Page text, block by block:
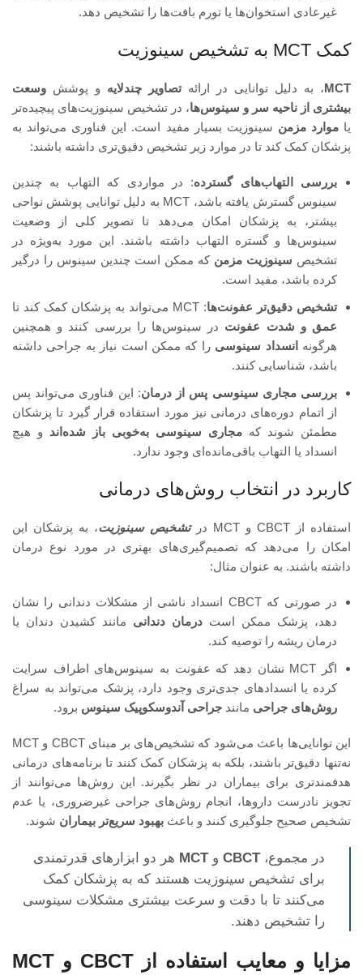
غیرعادی استخوان‌ها یا تورم بافت‌ها را تشخیص دهد.
کمک MCT به تشخیص سینوزیت
MCT، به دلیل توانایی در ارائهتصاویر چندلایه و پوشش وسعت
بیشتری از ناحیه سر و سینوس‌ها، در تشخیص سینوزیت‌های پیچیده‌تر
یاموارد مزمن سینوزیت بسیار مفید است. این فناوری می‌تواند به
پزشکان کمک کند تا در موارد زیر تشخیص دقیق‌تری داشته باشند:
بررسی التهاب‌های گسترده: در مواردی که التهاب به چندین
سینوس گسترش یافته باشد، MCT به دلیل توانایی پوشش نواحی
بیشتر، به پزشکان امکان می‌دهد تا تصویر کلی از وضعیت
سینوس‌ها و گستره التهاب داشته باشند. این مورد به‌ویژه در
تشخیص سینوزیت مزمن که ممکن است چندین سینوس را درگیر
کرده باشد، مفید است.
تشخیص دقیق‌تر عفونت‌ها: MCT می‌تواند به پزشکان کمک کند تا
عمق و شدت عفونت در سینوس‌ها را بررسی کنند و همچنین
هرگونه انسداد سینوسی را که ممکن است نیاز به جراحی داشته
باشد، شناسایی کنند.
بررسی مجاری سینوسی پس از درمان: این فناوری می‌تواند پس
از اتمام دوره‌های درمانی نیز مورد استفاده قرار گیرد تا پزشکان
مطمئن شوند که مجاری سینوسی به‌خوبی باز شده‌اند و هیچ
انسداد یا التهاب باقی‌مانده‌ای وجود ندارد.
کاربرد در انتخاب روش‌های درمانی
استفاده از CBCT و MCT در تشخیص سینوزیت، به پزشکان این
امکان را می‌دهد که تصمیم‌گیری‌های بهتری در مورد نوع درمان
داشته باشند. به عنوان مثال:
در صورتی که CBCT انسداد ناشی از مشکلات دندانی را نشان
دهد، پزشک ممکن است درمان دندانی مانند کشیدن دندان یا
درمان ریشه را توصیه کند.
اگر MCT نشان دهد که عفونت به سینوس‌های اطراف سرایت
کرده یا انسدادهای جدی‌تری وجود دارد، پزشک می‌تواند به سراغ
روش‌های جراحی مانند جراحی آندوسکوپیک سینوس برود.
این توانایی‌ها باعث می‌شود که تشخیص‌های بر مبنای CBCT و MCT
نه‌تنها دقیق‌تر باشند، بلکه به پزشکان کمک کنند تا برنامه‌های درمانی
هدفمندتری برای بیماران در نظر بگیرند. این روش‌ها می‌توانند از
تجویز نادرست داروها، انجام روش‌های جراحی غیرضروری، یا عدم
تشخیص صحیح جلوگیری کنند و باعث بهبود سریع‌تر بیماران شوند.
در مجموع،CBCT وMCT هر دو ابزارهای قدرتمندی
برای تشخیص سینوزیت هستند که به پزشکان کمک
می‌کنند تا با دقت و سرعت بیشتری مشکلات سینوسی
را تشخیص دهند.
مزایا و معایب استفاده از CBCT و MCT